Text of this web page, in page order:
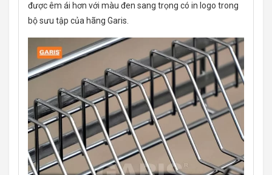
được êm ái hơn với màu đen sang trọng có in logo trong
bộ sưu tập của hãng Garis.